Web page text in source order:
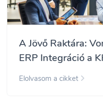
A Jövő Raktára:
ERP Integráció a
Elolvasom a cikket